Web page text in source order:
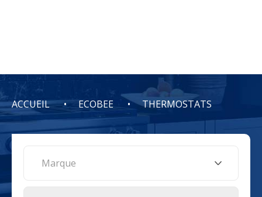
ACCUEIL ECOBEE THERMOSTATS
Marque